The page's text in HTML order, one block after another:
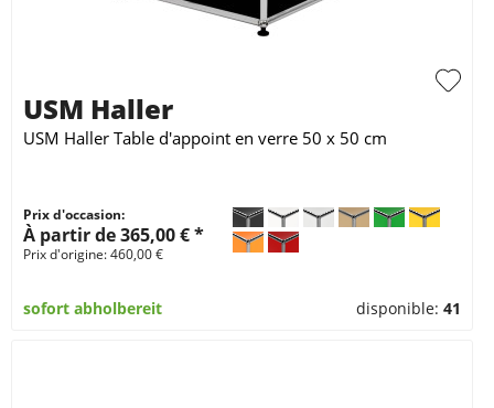
USM Haller
USM Haller Table d'appoint en verre 50 x 50 cm
Prix d'occasion:
À partir de 365,00 € *
Prix d'origine: 460,00 €
sofort abholbereit disponible:41